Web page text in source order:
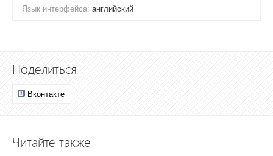
Язык интерфейса: английский
Поделиться
Вконтакте
Читайте также